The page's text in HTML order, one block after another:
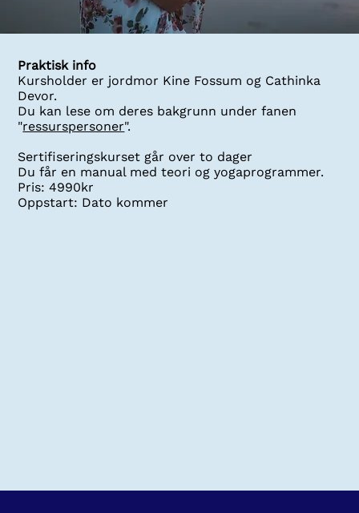
Praktisk info
Kursholder er jordmor Kine Fossum og Cathinka
Devor.
Du kan lese om deres bakgrunn under fanen
"ressurspersoner".
Sertifiseringskurset går over to dager
Du får en manual med teori og yogaprogrammer.
Pris: 4990kr
Oppstart: Dato kommer